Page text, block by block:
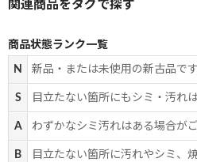
商品状態ランク一覧
N 新品・または未使用の新古品です
S 目立たない箇所にもシミ・汚れ
A わずかなシミ汚れはある場合が
B 目立たない箇所に汚れやシミ、